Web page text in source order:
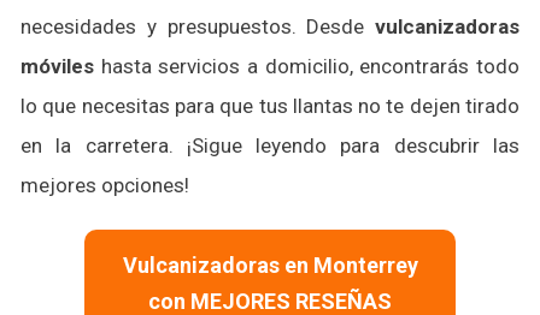
necesidades y presupuestos. Desde vulcanizadoras
móviles hasta servicios a domicilio, encontrarás todo
lo que necesitas para que tus llantas no te dejen tirado
en la carretera. ¡Sigue leyendo para descubrir las
mejores opciones!
Vulcanizadoras en Monterrey
con MEJORES RESEÑAS